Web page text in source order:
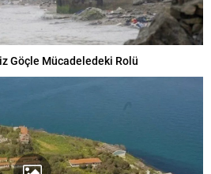
Göçle Mücadeledeki Rolü